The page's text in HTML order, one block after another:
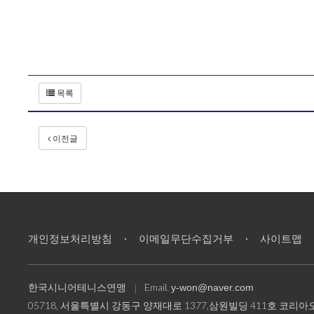
목록
이전글
개인정보처리방침 이메일무단수집거부 사이트맵
한국시니어테니스연맹 Email. y-won@naver.com
05718, 서울특별시 강동구 양재대로 1377,삼원빌딩 411호 코리아